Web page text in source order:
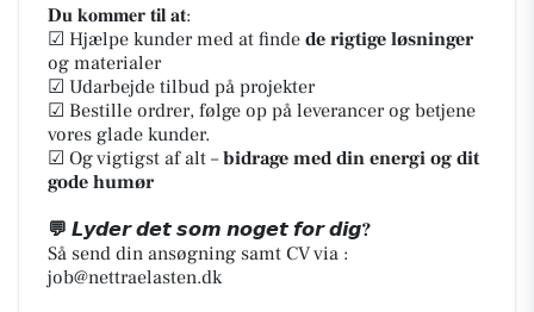
𝐃𝐮 𝐤𝐨𝐦𝐦𝐞𝐫 𝐭𝐢𝐥 𝐚𝐭:
☑ Hjælpe kunder med at finde de rigtige løsninger
og materialer
☑ Udarbejde tilbud på projekter
☑ Bestille ordrer, følge op på leverancer og betjene
vores glade kunder.
☑ Og vigtigst af alt – bidrage med din energi og dit
gode humør
💬 𝙇𝙮𝙙𝙚𝙧 𝙙𝙚𝙩 𝙨𝙤𝙢 𝙣𝙤𝙜𝙚𝙩 𝙛𝙤𝙧 𝙙𝙞𝙜?
Så send din ansøgning samt CV via :
job@nettraelasten.dk